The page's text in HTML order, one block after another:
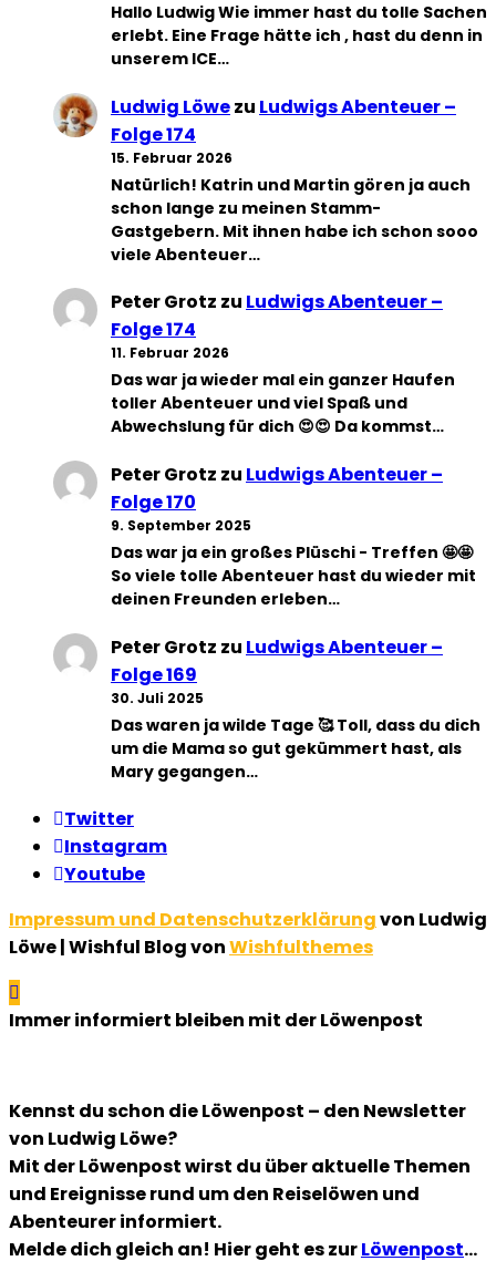
Hallo Ludwig Wie immer hast du tolle Sachen
erlebt. Eine Frage hätte ich , hast du denn in
unserem ICE…
Ludwig Löwezu Ludwigs Abenteuer –
Folge 174
15. Februar 2026
Natürlich! Katrin und Martin gören ja auch
schon lange zu meinen Stamm-
Gastgebern. Mit ihnen habe ich schon sooo
viele Abenteuer…
Peter Grotz zu Ludwigs Abenteuer –
Folge 174
11. Februar 2026
Das war ja wieder mal ein ganzer Haufen
toller Abenteuer und viel Spaß und
Abwechslung für dich 😍😍 Da kommst…
Peter Grotz zu Ludwigs Abenteuer –
Folge 170
9. September 2025
Das war ja ein großes Plüschi - Treffen 🤩🤩
So viele tolle Abenteuer hast du wieder mit
deinen Freunden erleben…
Peter Grotz zu Ludwigs Abenteuer –
Folge 169
30. Juli 2025
Das waren ja wilde Tage 🥰 Toll, dass du dich
um die Mama so gut gekümmert hast, als
Mary gegangen…
Twitter
Instagram
Youtube
Impressum und Datenschutzerklärungvon Ludwig
Löwe | Wishful Blog vonWishfulthemes
Immer informiert bleiben mit der Löwenpost
Kennst du schon die Löwenpost – den Newsletter
von Ludwig Löwe?
Mit der Löwenpost wirst du über aktuelle Themen
und Ereignisse rund um den Reiselöwen und
Abenteurer informiert.
Melde dich gleich an! Hier geht es zurLöwenpost…